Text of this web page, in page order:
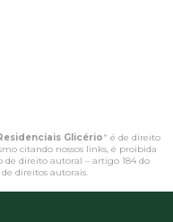
Glicério" é de direito
citando nossos links, é proibida
de direito autoral – artigo 184 do
de direitos autorais.